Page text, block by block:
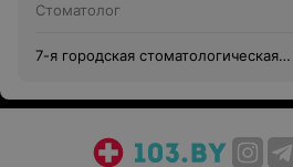
Стоматолог
7-я городская стоматологическая